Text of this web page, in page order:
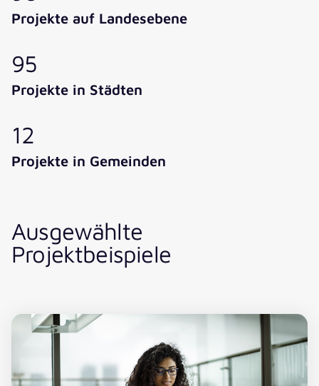
Projekte auf Landesebene
95
Projekte in Städten
12
Projekte in Gemeinden
Ausgewählte
Projektbeispiele